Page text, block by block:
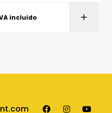
AL CARRITO
incluido